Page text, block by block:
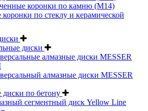
коронки по камню (M14)
по стеклу и керамической
диски
алмазные диски MESSER
алмазные диски MESSER
по бетону
сегментный диск Yellow Line